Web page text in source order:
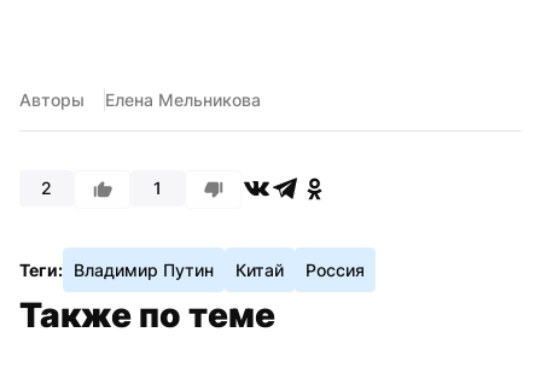
Авторы Елена Мельникова
2 1
Теги: Владимир Путин Китай Россия
Также по теме